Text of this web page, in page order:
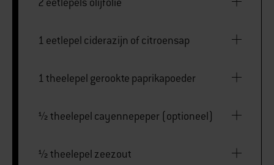
1 eetlepel ciderazijn of citroensap
1 theelepel gerookte paprikapoeder
½ theelepel cayennepeper (optioneel)
½ theelepel zeezout